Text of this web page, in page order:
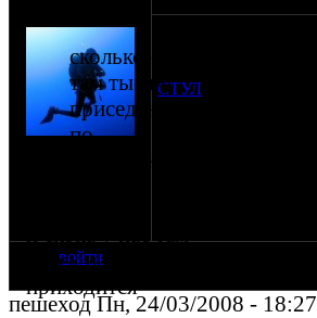
СТУЛ
войти
пешеход Пн, 24/03/2008 - 18:27
сколько-то
там тысяч
приседаний
по
гарантии.
кочек на 1 км
приходится